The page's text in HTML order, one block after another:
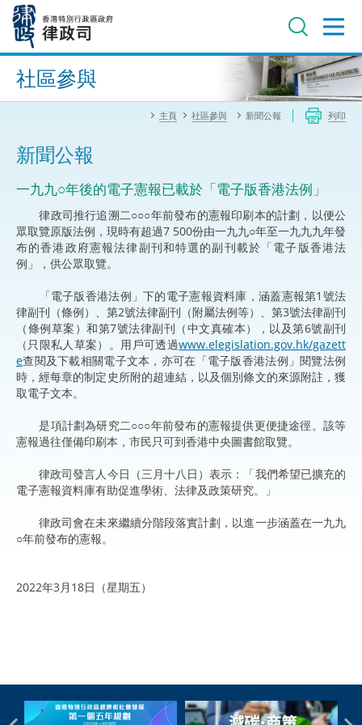
內
進階搜尋
社區參與
主頁 社區參與 新聞公報 列印
新聞公報
​一九九○年後的電子憲報已載於「電子版香港法例」
律政司推行追溯二○○○年前發布的憲報印刷本的計劃，以便公
眾取覽原版法例，現時有超過7 500份由一九九○年至一九九九年發
布的香港政府憲報法律副刊和特選的副刊載於「電子版香港法
例」，供公眾取覽。
「電子版香港法例」下的電子憲報資料庫，涵蓋憲報第1號法
律副刊（條例）、第2號法律副刊（附屬法例等）、第3號法律副刊
（條例草案）和第7號法律副刊（中文真確本），以及第6號副刊
（只限私人草案）。用戶可透過www.elegislation.gov.hk/gazett
e查閱及下載相關電子文本，亦可在「電子版香港法例」閱覽法例
時，經每章的制定史所附的超連結，以及個別條文的來源附註，獲
取電子文本。
是項計劃為研究二○○○年前發布的憲報提供更便捷途徑。該等
憲報過往僅備印刷本，市民只可到香港中央圖書館取覽。
律政司發言人今日（三月十八日）表示：「我們希望已擴充的
電子憲報資料庫有助促進學術、法律及政策研究。」
律政司會在未來繼續分階段落實計劃，以進一步涵蓋在一九九
○年前發布的憲報。
2022年3月18日（星期五）